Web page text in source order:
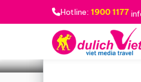
Hotline: 1900 1177
Bạn muốn đi đâu? *